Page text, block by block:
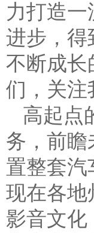
力打造
进步，得
不断成长
们，关注
高起点
务，前瞻
置整套汽
现在各地
影音文化